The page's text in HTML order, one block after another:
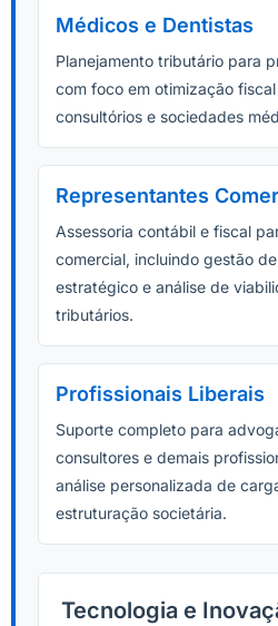
Médicos e Dentistas
Planejamento tributário para
com foco em otimização
consultórios e sociedades
Representantes
Assessoria contábil e fiscal
comercial, incluindo gestão
estratégico e análise de
tributários.
Profissionais Liberais
Suporte completo para
consultores e demais
análise personalizada de
estruturação societária.
Tecnologia e